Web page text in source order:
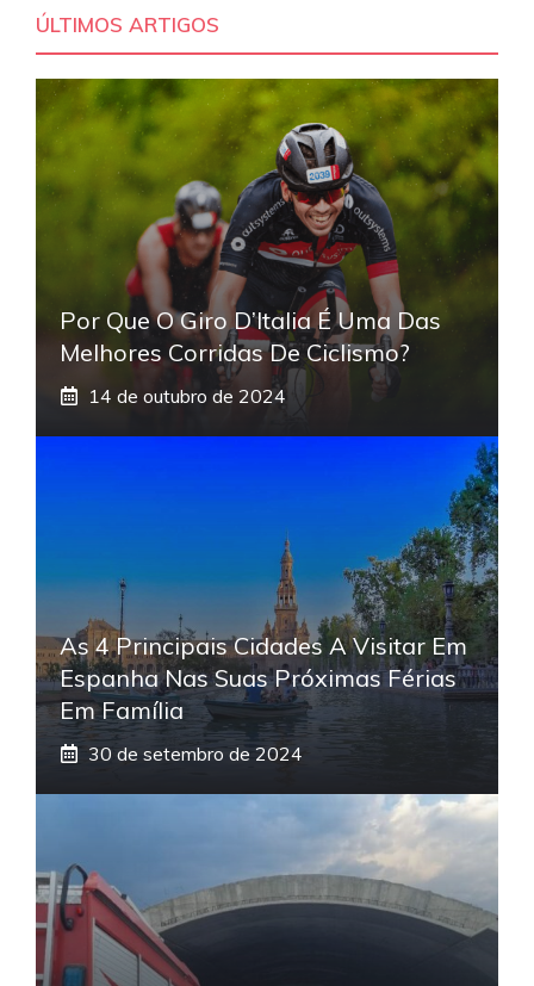
ÚLTIMOS ARTIGOS
Por Que O Giro D’Italia É Uma Das
Melhores Corridas De Ciclismo?
14 de outubro de 2024
As 4 Principais Cidades A Visitar Em
Espanha Nas Suas Próximas Férias
Em Família
30 de setembro de 2024